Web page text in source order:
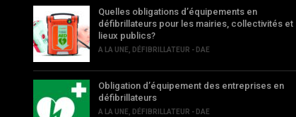
Quelles obligations d’équipements en
défibrillateurs pour les mairies, collectivités et
lieux publics?
A LA UNE DÉFIBRILLATEUR - DAE
Obligation d’équipement des entreprises en
défibrillateurs
A LA UNE DÉFIBRILLATEUR - DAE